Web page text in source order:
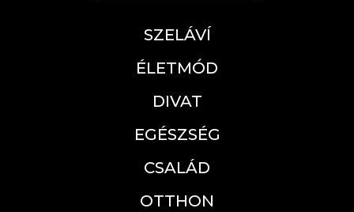
SZELÁVÍ
ÉLETMÓD
DIVAT
EGÉSZSÉG
CSALÁD
OTTHON